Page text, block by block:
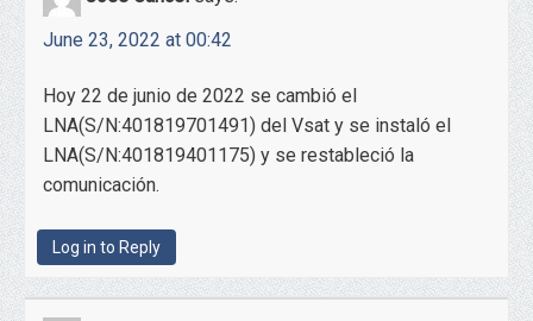
June 23, 2022 at 00:42
Hoy 22 de junio de 2022 se cambió el
LNA(S/N:401819701491) del Vsat y se instaló el
LNA(S/N:401819401175) y se restableció la
comunicación.
Log in to Reply